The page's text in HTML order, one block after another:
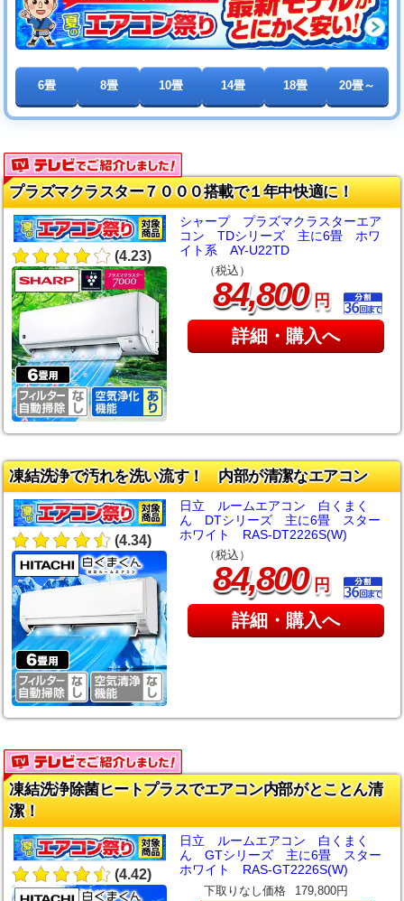
6畳 8畳 10畳 14畳 18畳 20畳～
プラズマクラスター７０００搭載で１年中快適に！
(4.23)
シャープ プラズマクラスターエア
コン TDシリーズ 主に6畳 ホワ
イト系 AY-U22TD
（税込）
84,800円
詳細・購入へ
凍結洗浄で汚れを洗い流す！ 内部が清潔なエアコン
(4.34)
日立 ルームエアコン 白くまく
ん DTシリーズ 主に6畳 スター
ホワイト RAS-DT2226S(W)
（税込）
84,800円
詳細・購入へ
凍結洗浄除菌ヒートプラスでエアコン内部がとことん清
潔！
(4.42)
日立 ルームエアコン 白くまく
ん GTシリーズ 主に6畳 スター
ホワイト RAS-GT2226S(W)
下取りなし価格 179,800円